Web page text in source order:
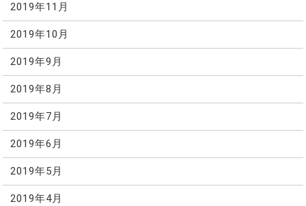
2019年11月
2019年10月
2019年9月
2019年8月
2019年7月
2019年6月
2019年5月
2019年4月